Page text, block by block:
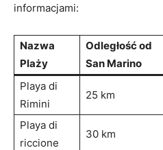
informacjami:
Nazwa​
Plaży
Odległość⁢ od
⁣San Marino
Playa di
Rimini
25 ⁤km
Playa di
riccione
30 km